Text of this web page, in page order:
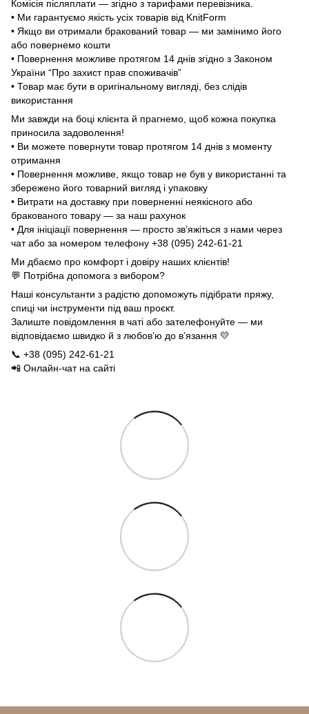
Комісія післяплати — згідно з тарифами перевізника.
• Ми гарантуємо якість усіх товарів від KnitForm
• Якщо ви отримали бракований товар — ми замінимо його
або повернемо кошти
• Повернення можливе протягом 14 днів згідно з Законом
України “Про захист прав споживачів”
• Товар має бути в оригінальному вигляді, без слідів
використання
Ми завжди на боці клієнта й прагнемо, щоб кожна покупка
приносила задоволення!
• Ви можете повернути товар протягом 14 днів з моменту
отримання
• Повернення можливе, якщо товар не був у використанні та
збережено його товарний вигляд і упаковку
• Витрати на доставку при поверненні неякісного або
бракованого товару — за наш рахунок
• Для ініціації повернення — просто зв’яжіться з нами через
чат або за номером телефону +38 (095) 242-61-21
Ми дбаємо про комфорт і довіру наших клієнтів!
💬 Потрібна допомога з вибором?
Наші консультанти з радістю допоможуть підібрати пряжу,
спиці чи інструменти під ваш проєкт.
Залиште повідомлення в чаті або зателефонуйте — ми
відповідаємо швидко й з любов’ю до в’язання 💛
📞 +38 (095) 242-61-21
📲 Онлайн-чат на сайті